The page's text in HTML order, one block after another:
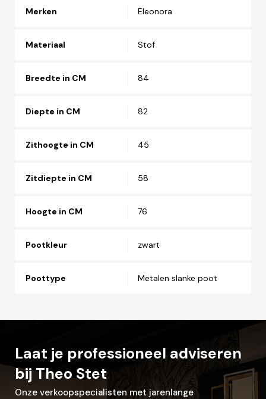
Postcode*
Woonplaats*
Let op: zorg dat alle velden met een * zijn ingevuld.
Merken Eleonora
Materiaal Stof
Breedte in CM 84
Diepte in CM 82
Zithoogte in CM 45
Zitdiepte in CM 58
Hoogte in CM 76
Pootkleur zwart
Poottype Metalen slanke poot
Laat je professioneel adviseren
bij Theo Stet
Onze verkoopspecialisten met jarenlange